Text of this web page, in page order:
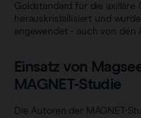
Goldstandard für die axilläre
herauskristallisiert und
angewendet - auch von den
Einsatz von
MAGNET-Studie
Die Autoren der MAGNET-